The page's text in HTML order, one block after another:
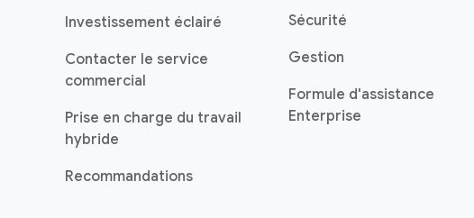
Investissement éclairé
Contacter le service
commercial
Prise en charge du travail
hybride
Recommandations
Sécurité
Gestion
Formule d'assistance
Enterprise